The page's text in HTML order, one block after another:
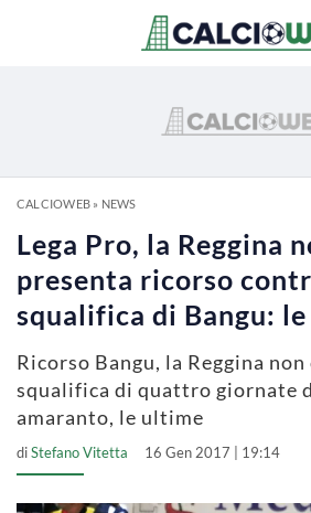
CALCIOWEB» NEWS
Lega Pro, la Reggina
presenta ricorso
squalifica di Bangu:
Ricorso Bangu, la Reggina
squalifica di quattro giornate
amaranto, le ultime
diStefano Vitetta 16 Gen 2017 | 19:14